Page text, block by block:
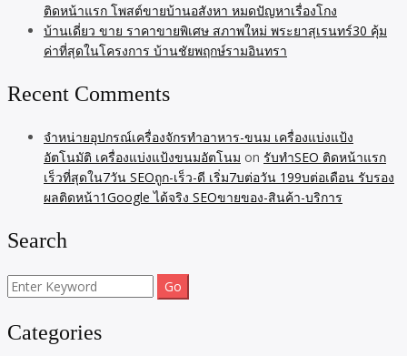
ติดหน้าแรก โพสต์ขายบ้านอสังหา หมดปัญหาเรื่องโกง
บ้านเดี่ยว ขาย ราคาขายพิเศษ สภาพใหม่ พระยาสุเรนทร์30 คุ้ม
ค่าที่สุดในโครงการ บ้านชัยพฤกษ์รามอินทรา
Recent Comments
จำหน่ายอุปกรณ์เครื่องจักรทำอาหาร-ขนม เครื่องแบ่งแป้ง
อัตโนมัติ เครื่องแบ่งแป้งขนมอัตโนม on รับทำSEO ติดหน้าแรก
เร็วที่สุดใน7วัน SEOถูก-เร็ว-ดี เริ่ม7บต่อวัน 199บต่อเดือน รับรอง
ผลติดหน้า1Google ได้จริง SEOขายของ-สินค้า-บริการ
Search
Search
for:
Categories